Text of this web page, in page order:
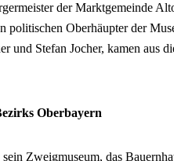
der Marktgemeinde
politischen Oberhäupter der
und Stefan Jocher, kamen aus
Oberbayern
Zweigmuseum, das